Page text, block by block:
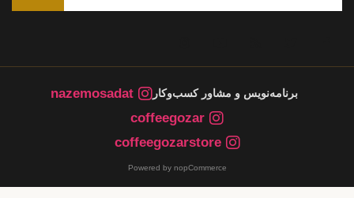
برنامه‌نویس و مشاور کسب‌وکار
nazemosadat
coffeegozar
coffeegozarstore
Powered by nopCommerce